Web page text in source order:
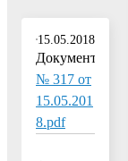
15.05.2018
Документ:
№ 317 от
15.05.201
8.pdf